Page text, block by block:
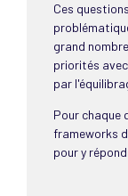
Ces
grand
priorités
par
Pour chaque
frameworks
pour y